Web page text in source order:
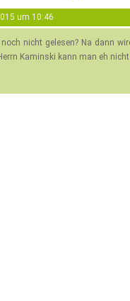
um 10:46
nicht gelesen? Na dann
Kaminski kann man eh